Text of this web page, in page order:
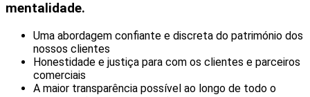
mentalidade.
Uma abordagem confiante e discreta do património dos
nossos clientes
Honestidade e justiça para com os clientes e parceiros
comerciais
A maior transparência possível ao longo de todo o